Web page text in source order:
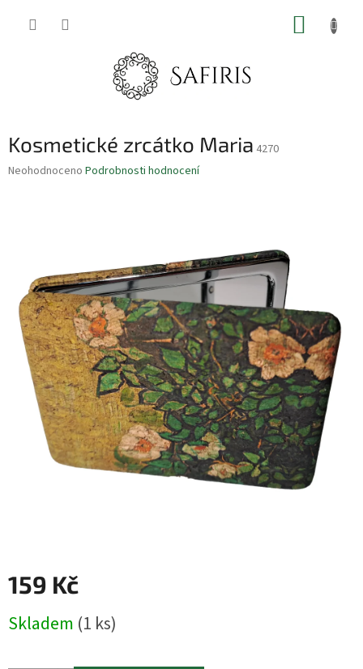
Kosmetické zrcátko Maria 4270
Průměrné
hvězdiček.
Neohodnoceno Podrobnosti hodnocení
159 Kč
cena:
Skladem (1 ks)